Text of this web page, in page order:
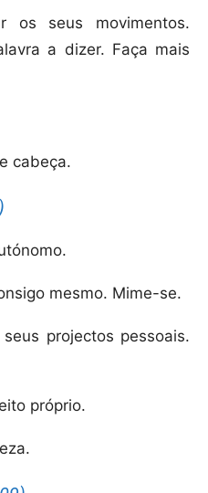
os seus movimentos.
a dizer. Faça mais
cabeça.
mesmo. Mime-se.
projectos pessoais.
próprio.